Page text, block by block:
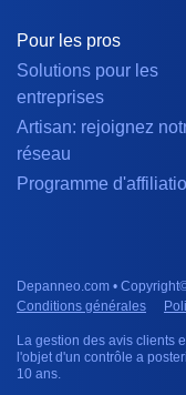
Pour les pros
Solutions pour les
entreprises
Artisan: rejoignez
réseau
Programme
Depanneo.com •
Conditions générales
La gestion des avis clients
l'objet d'un contrôle a
10 ans.